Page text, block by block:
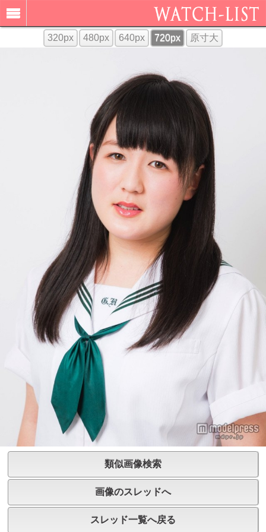
320px 480px 640px 720px 原寸大
類似画像検索
画像のスレッドへ
スレッド一覧へ戻る